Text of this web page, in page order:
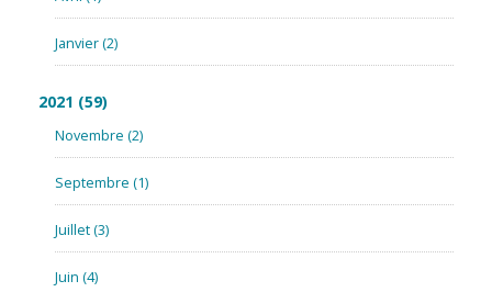
Janvier(2)
2021 (59)
Novembre (2)
Septembre (1)
Juillet(3)
Juin (4)